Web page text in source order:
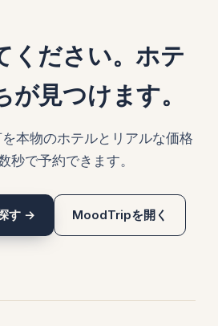
ください。ホテ
見つけます。
本物のホテルとリアルな価格
秒で予約できます。
す → MoodTripを開く